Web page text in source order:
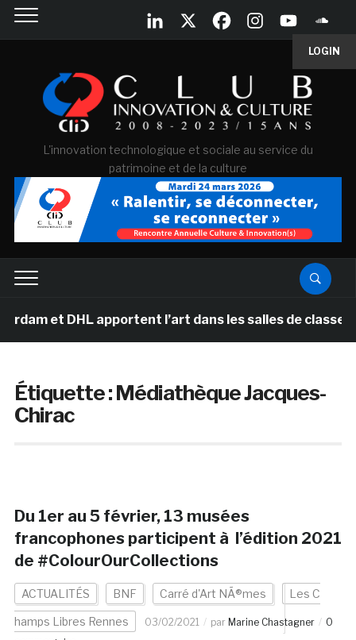
LOGIN
L'innovation technologique et sociale au service du
patrimoine et de la culture
et DHL apportent l’art dans les salles de classe des
Étiquette :Médiathèque Jacques-
Chirac
Du 1er au 5 février, 13 musées
francophones participent à l’édition 2021
de #ColourOurCollections
ACTUALITÉS BNF Carré d'Art NÃ®mes Les C
hamps Libres Rennes 03/02/2021 par Marine Chastagner
0